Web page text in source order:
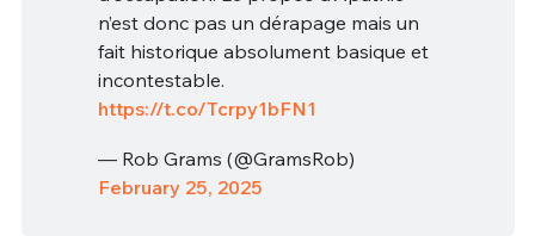
n’est donc pas un dérapage mais un
fait historique absolument basique et
incontestable.
https://t.co/Tcrpy1bFN1
— Rob Grams (@GramsRob)
February 25, 2025